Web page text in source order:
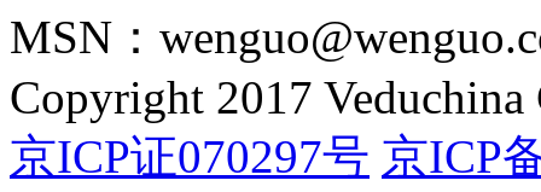
MSN：
Copyright 2017
京ICP证070297号 京ICP